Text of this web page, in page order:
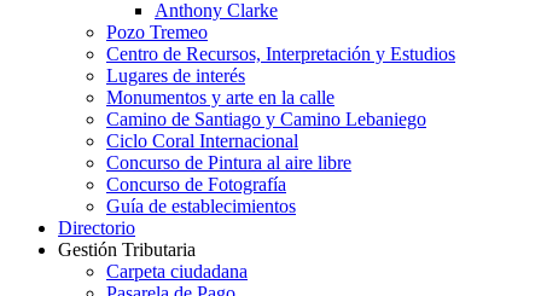
Anthony Clarke
Pozo Tremeo
Centro de Recursos, Interpretación y Estudios
Lugares de interés
Monumentos y arte en la calle
Camino de Santiago y Camino Lebaniego
Ciclo Coral Internacional
Concurso de Pintura al aire libre
Concurso de Fotografía
Guía de establecimientos
Directorio
Gestión Tributaria
Carpeta ciudadana